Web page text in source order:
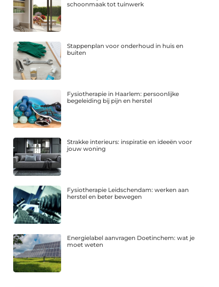
schoonmaak tot tuinwerk
Stappenplan voor onderhoud in huis en
buiten
Fysiotherapie in Haarlem: persoonlijke
begeleiding bij pijn en herstel
Strakke interieurs: inspiratie en ideeën voor
jouw woning
Fysiotherapie Leidschendam: werken aan
herstel en beter bewegen
Energielabel aanvragen Doetinchem: wat je
moet weten